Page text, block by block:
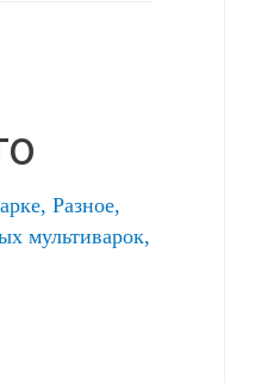
, Разное,
мультиварок,